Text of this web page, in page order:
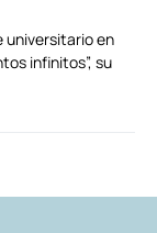
universitario en
infinitos”, su